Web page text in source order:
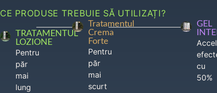
CE PRODUSE TREBUIE SĂ UTILIZAȚI?
TRATAMENTUL
LOZIONE
Pentru
păr
mai
lung
Tratamentul
Crema
Forte
Pentru
păr
mai
scurt
GEL
cu
50%